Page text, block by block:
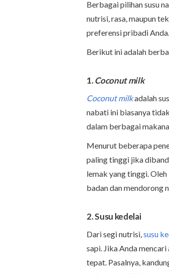
Berbagai pilihan susu
nutrisi, rasa, maupun
preferensi pribadi Anda.
Berikut ini adalah
1.Coconut milk
Coconut milkadalah
nabati ini biasanya
dalam berbagai
Menurut beberapa
paling tinggi jika
lemak yang tinggi.
badan dan mendorong
2. Susu kedelai
Dari segi nutrisi,susu
sapi. Jika Anda
tepat. Pasalnya,